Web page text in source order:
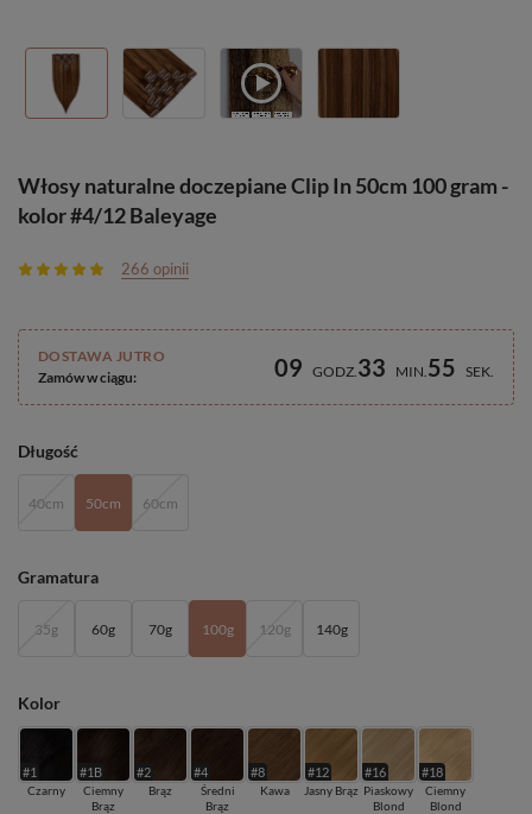
Włosy naturalne doczepiane Clip In 50cm 100 gram -
kolor #4/12 Baleyage
266 opinii
Długość
40cm 50cm 60cm
Gramatura
35g 60g 70g 100g 120g 140g
Kolor
#1
Czarny
#1B
Ciemny
Brąz
#2
Brąz
#4
Średni
Brąz
#8
Kawa
#12
Jasny Brąz
#16
Piaskowy
Blond
#18
Ciemny
Blond
DOSTAWA JUTRO
Zamów w ciągu:
09 GODZ33 MIN54 SEK